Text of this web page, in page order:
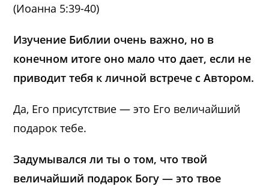
(Иоанна 5:39-40)
Изучение Библии очень важно, но в
конечном итоге оно мало что дает, если не
приводит тебя к личной встрече с Автором.
Да, Его присутствие — это Его величайший
подарок тебе.
Задумывался ли ты о том, что твой
величайший подарок Богу — это твое